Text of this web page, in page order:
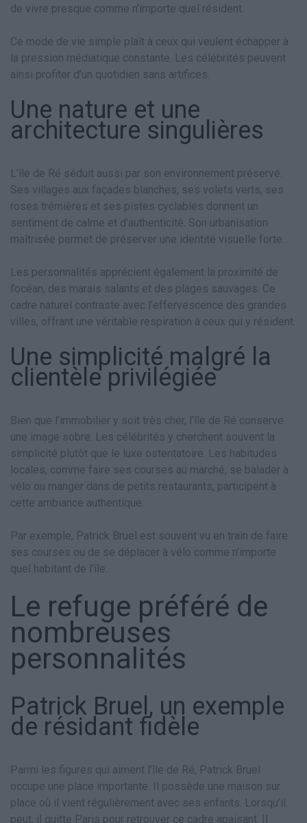
de vivre presque comme n’importe quel résident.
Ce mode de vie simple plaît à ceux qui veulent échapper à
la pression médiatique constante. Les célébrités peuvent
ainsi profiter d’un quotidien sans artifices.
Une nature et une
architecture singulières
L’île de Ré séduit aussi par son environnement préservé.
Ses villages aux façades blanches, ses volets verts, ses
roses trémières et ses pistes cyclables donnent un
sentiment de calme et d’authenticité. Son urbanisation
maîtrisée permet de préserver une identité visuelle forte.
Les personnalités apprécient également la proximité de
l’océan, des marais salants et des plages sauvages. Ce
cadre naturel contraste avec l’effervescence des grandes
villes, offrant une véritable respiration à ceux qui y résident.
Une simplicité malgré la
clientèle privilégiée
Bien que l’immobilier y soit très cher, l’île de Ré conserve
une image sobre. Les célébrités y cherchent souvent la
simplicité plutôt que le luxe ostentatoire. Les habitudes
locales, comme faire ses courses au marché, se balader à
vélo ou manger dans de petits restaurants, participent à
cette ambiance authentique.
Par exemple, Patrick Bruel est souvent vu en train de faire
ses courses ou de se déplacer à vélo comme n’importe
quel habitant de l’île.
Le refuge préféré de
nombreuses
personnalités
Patrick Bruel, un exemple
de résidant fidèle
Parmi les figures qui aiment l’île de Ré, Patrick Bruel
occupe une place importante. Il possède une maison sur
place où il vient régulièrement avec ses enfants. Lorsqu’il
peut, il quitte Paris pour retrouver ce cadre apaisant. Il